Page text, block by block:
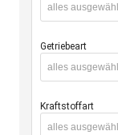
alles
Getriebeart
alles
Kraftstoffart
alles